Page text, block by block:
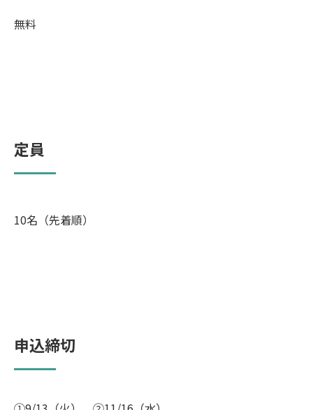
無料
定員
10名 （先着順）
申込締切